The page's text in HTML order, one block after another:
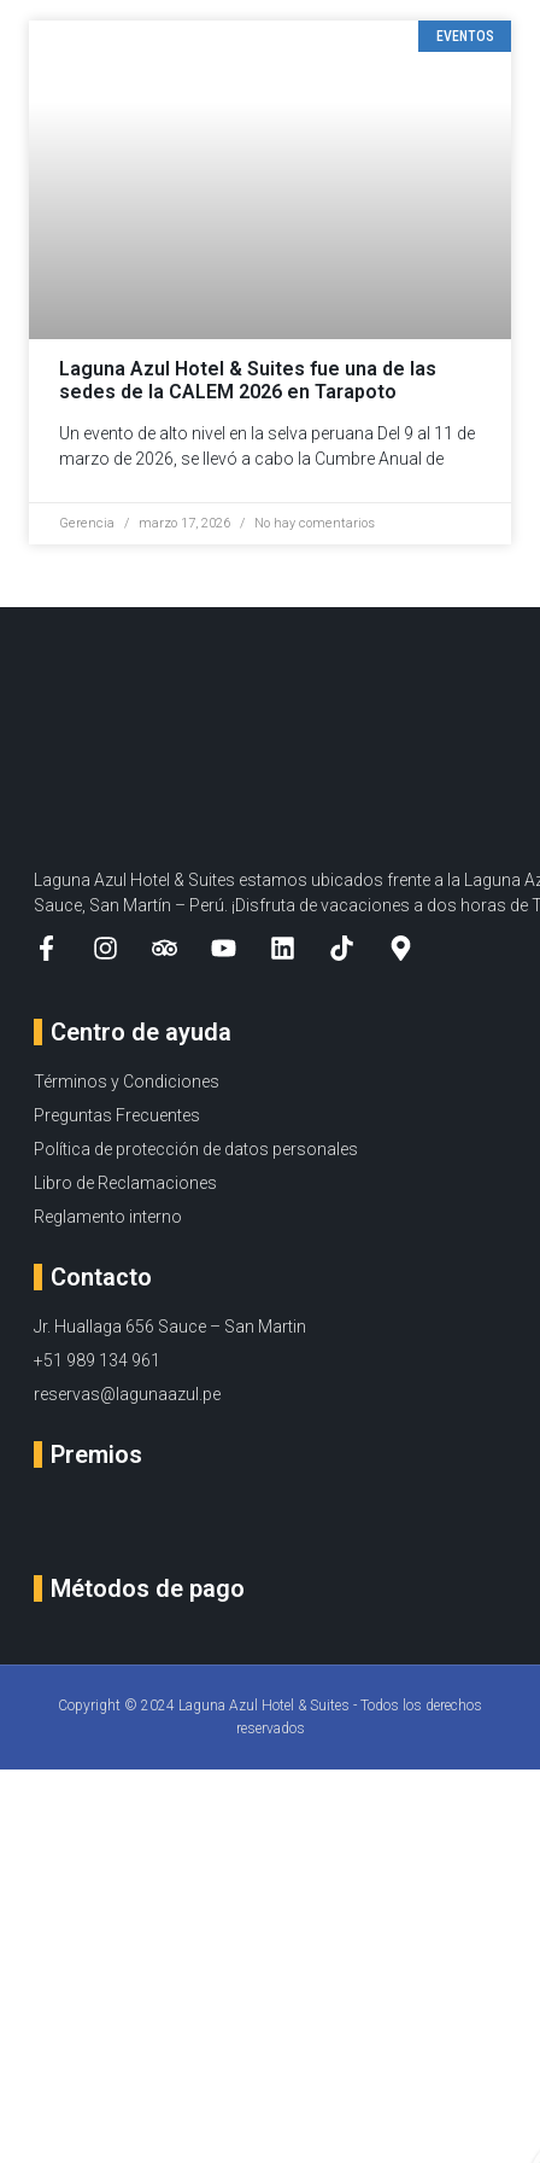
EVENTOS
Laguna Azul Hotel & Suites fue una de las
sedes de la CALEM 2026 en Tarapoto
Un evento de alto nivel en la selva peruana Del 9 al 11 de
marzo de 2026, se llevó a cabo la Cumbre Anual de
Gerencia marzo 17, 2026 No hay comentarios
Laguna Azul Hotel & Suites estamos ubicados frente a la Laguna
Sauce, San Martín – Perú. ¡Disfruta de vacaciones a dos horas de
Centro de ayuda
Términos y Condiciones
Preguntas Frecuentes
Política de protección de datos personales
Libro de Reclamaciones
Reglamento interno
Contacto
Jr. Huallaga 656 Sauce – San Martin
+51 989 134 961
reservas@lagunaazul.pe
Premios
Métodos de pago
Copyright © 2024 Laguna Azul Hotel & Suites - Todos los derechos
reservados